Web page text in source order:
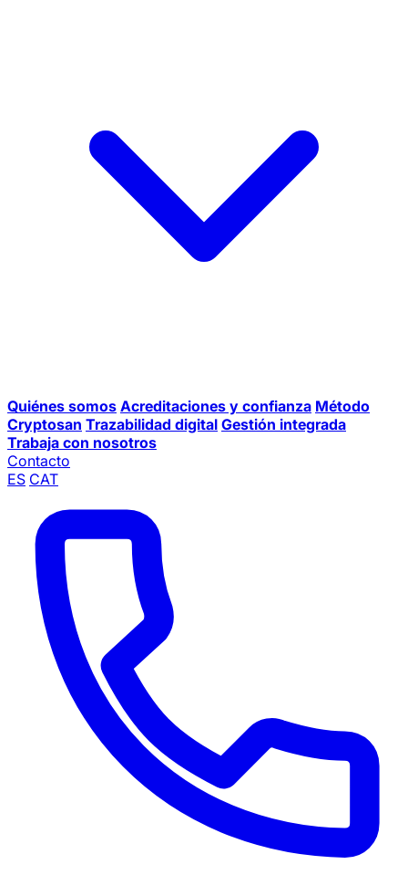
Quiénes somos Acreditaciones y confianza Método
Cryptosan Trazabilidad digital Gestión integrada
Trabaja con nosotros
Contacto
ES CAT